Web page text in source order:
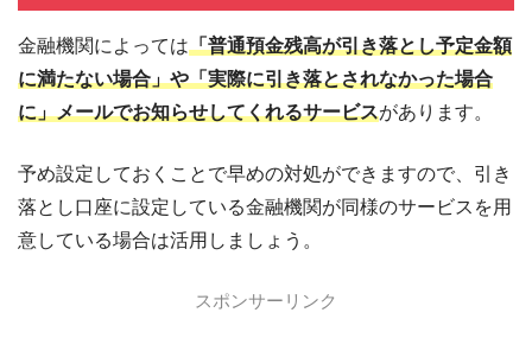
金融機関によっては「普通預金残高が引き落とし予定金額
に満たない場合」や「実際に引き落とされなかった場合
に」メールでお知らせしてくれるサービスがあります。
予め設定しておくことで早めの対処ができますので、引き
落とし口座に設定している金融機関が同様のサービスを用
意している場合は活用しましょう。
スポンサーリンク